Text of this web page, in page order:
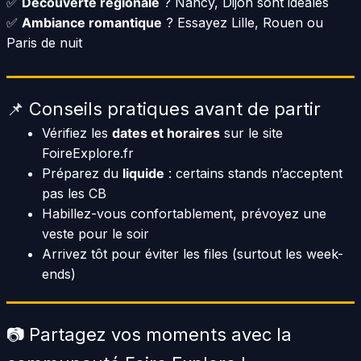
✅ Ambiance romantique ? Essayez Lille, Rouen ou
Paris de nuit
📌 Conseils pratiques avant de partir
Vérifiez les dates et horairessur le site
FoireExplore.fr
Préparez du liquide : certains stands n’acceptent
pas les CB
Habillez-vous confortablement, prévoyez une
veste pour le soir
Arrivez tôt pour éviter les files (surtout les week-
ends)
📷 Partagez vos moments avec la